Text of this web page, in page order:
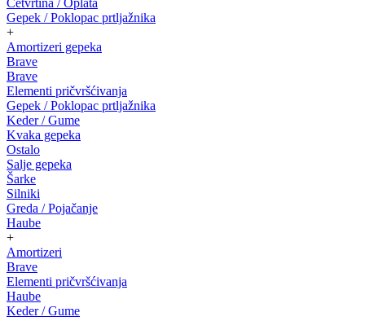
Četvrtina / Oplata
Gepek / Poklopac prtljažnika
+
Amortizeri gepeka
Brave
Brave
Elementi pričvršćivanja
Gepek / Poklopac prtljažnika
Keder / Gume
Kvaka gepeka
Ostalo
Salje gepeka
Šarke
Silniki
Greda / Pojačanje
Haube
+
Amortizeri
Brave
Elementi pričvršćivanja
Haube
Keder / Gume